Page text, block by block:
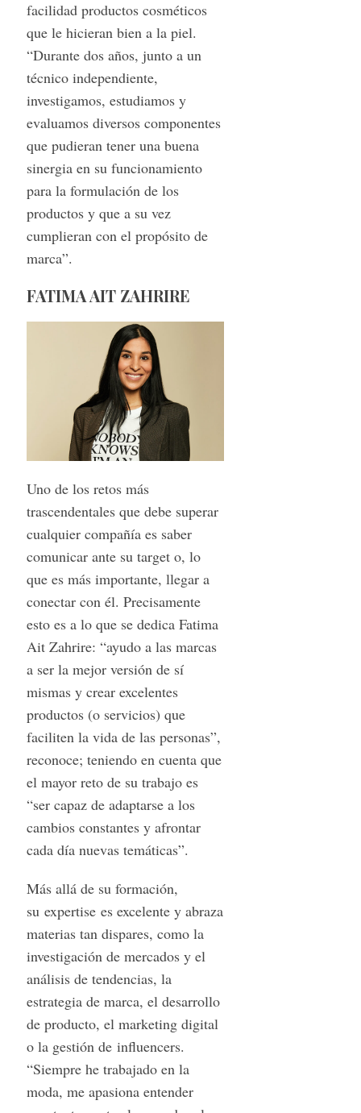
facilidad productos cosméticos
que le hicieran bien a la piel.
“Durante dos años, junto a un
técnico independiente,
investigamos, estudiamos y
evaluamos diversos componentes
que pudieran tener una buena
sinergia en su funcionamiento
para la formulación de los
productos y que a su vez
cumplieran con el propósito de
marca”.
FATIMA AIT ZAHRIRE
Uno de los retos más
trascendentales que debe superar
cualquier compañía es saber
comunicar ante su target o, lo
que es más importante, llegar a
conectar con él. Precisamente
esto es a lo que se dedica Fatima
Ait Zahrire: “ayudo a las marcas
a ser la mejor versión de sí
mismas y crear excelentes
productos (o servicios) que
faciliten la vida de las personas”,
reconoce; teniendo en cuenta que
el mayor reto de su trabajo es
“ser capaz de adaptarse a los
cambios constantes y afrontar
cada día nuevas temáticas”.
Más allá de su formación,
su expertise es excelente y abraza
materias tan dispares, como la
investigación de mercados y el
análisis de tendencias, la
estrategia de marca, el desarrollo
de producto, el marketing digital
o la gestión de influencers.
“Siempre he trabajado en la
moda, me apasiona entender